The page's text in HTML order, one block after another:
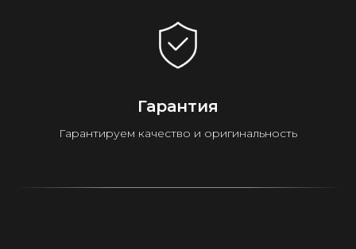
Гарантия
Гарантируем качество и оригинальность